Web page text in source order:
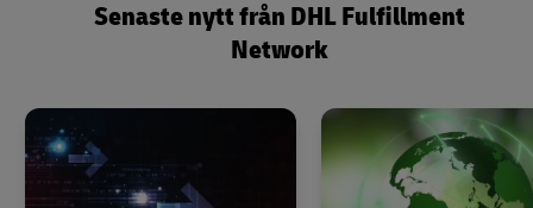
Senaste nytt från DHL Fulfillment
Network